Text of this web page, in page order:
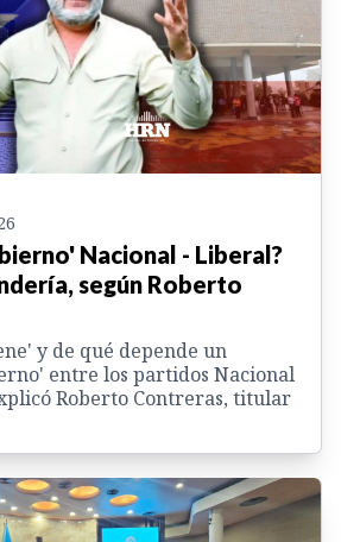
Nacional - Liberal?
según Roberto
y de qué depende un
entre los partidos Nacional
Roberto Contreras, titular